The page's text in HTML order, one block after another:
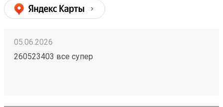
05.06.2026
260523403 все супер